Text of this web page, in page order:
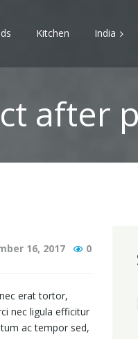
Kitchen India
after
16, 2017 0
erat tortor,
nec ligula efficitur
ac tempor sed,